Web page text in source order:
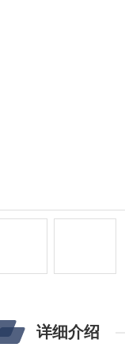
详细介绍